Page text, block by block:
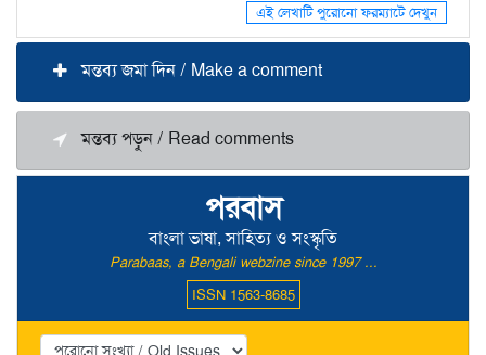
পরবাস
বাংলা ভাষা, সাহিত্য ও সংস্কৃতি
Parabaas, a Bengali webzine since 1997 ...
ISSN 1563-8685
এই লেখাটি পুরোনো ফরম্যাটে দেখুন
মন্তব্য জমা দিন / Make a comment
মন্তব্য পড়ুন / Read comments